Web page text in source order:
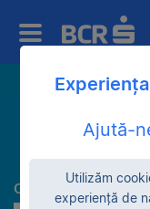
Categorie
Ajută-
Utilizăm
experiență de